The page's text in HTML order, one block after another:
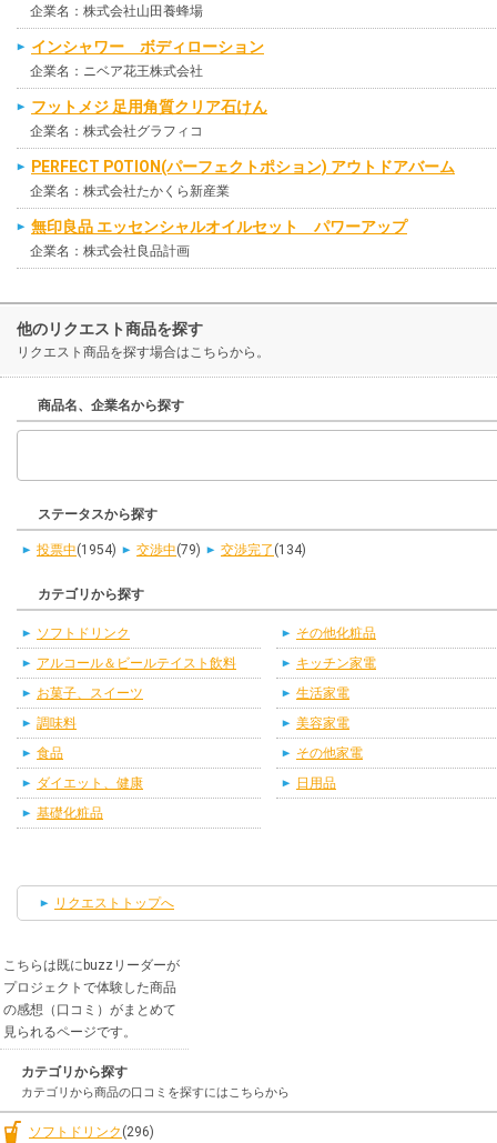
企業名：株式会社山田養蜂場
インシャワー ボディローション
企業名：ニベア花王株式会社
フットメジ 足用角質クリア石けん
企業名：株式会社グラフィコ
PERFECT POTION(パーフェクトポション) アウトドアバーム
企業名：株式会社たかくら新産業
無印良品 エッセンシャルオイルセット パワーアップ
企業名：株式会社良品計画
他のリクエスト商品を探す
リクエスト商品を探す場合はこちらから。
商品名、企業名から探す
ステータスから探す
投票中(1954) 交渉中(79) 交渉完了 (134)
カテゴリから探す
ソフトドリンク
アルコール＆ビールテイスト飲料
お菓子、スイーツ
調味料
食品
ダイエット、健康
基礎化粧品
その他化粧品
キッチン家電
生活家電
美容家電
その他家電
日用品
リクエストトップへ
こちらは既にbuzzリーダーが
プロジェクトで体験した商品
の感想（口コミ）がまとめて
見られるページです。
カテゴリから探す
カテゴリから商品の口コミを探すにはこちらから
ソフトドリンク (296)